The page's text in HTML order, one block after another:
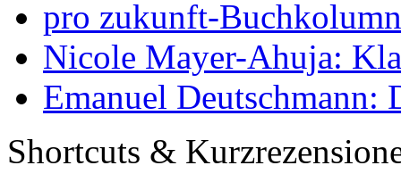
pro zukunft-
Nicole Mayer-Ahuja:
Emanuel Deutschmann:
Shortcuts &